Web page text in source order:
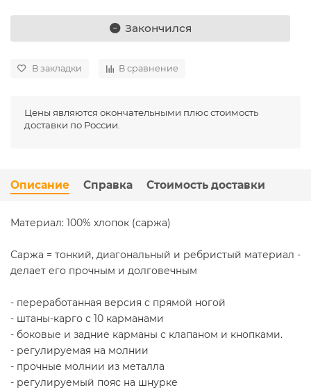
Закончился
В закладки В сравнение
Цены являются окончательными плюс стоимость
доставки по России.
Описание Справка Стоимость доставки
Материал: 100% хлопок (саржа)
Саржа = тонкий, диагональный и ребристый материал -
делает его прочным и долговечным
- переработанная версия с прямой ногой
- штаны-карго с 10 карманами
- боковые и задние карманы с клапаном и кнопками.
- регулируемая на молнии
- прочные молнии из металла
- регулируемый пояс на шнурке